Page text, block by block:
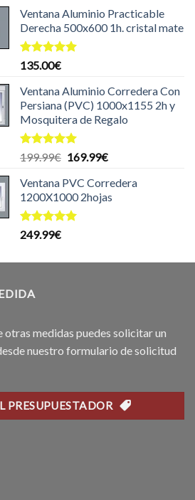
de 5
Ventana Aluminio Practicable
Derecha 500x600 1h. cristal mate
Valorado
de 5
135.00€
Ventana Aluminio Corredera Con
Persiana (PVC) 1000x1155 2h y
Mosquitera de Regalo
Valorado
de 5
199.99€ El
original
era:
199.99€.
169.99€El
actual
es:
Ventana PVC Corredera
1200X1000 2hojas
Valorado
249.99€
otras medidas puedes solicitar un
nuestro formulario de solicitud
PRESUPUESTADOR